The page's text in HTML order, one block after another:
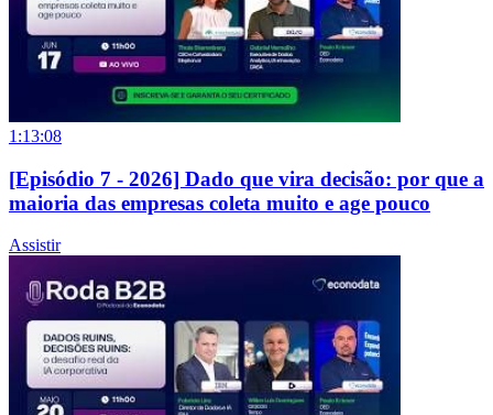
1:13:08
[Episódio 7 - 2026] Dado que vira decisão: por que a
maioria das empresas coleta muito e age pouco
Assistir